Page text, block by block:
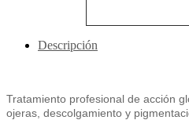
Descripción
Tratamiento profesional de acción
ojeras, descolgamiento y